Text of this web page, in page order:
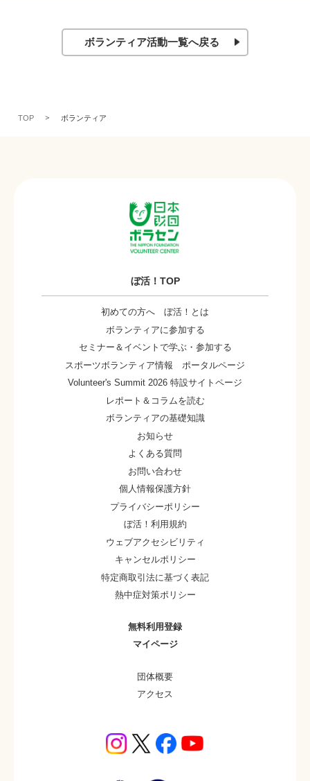
ボランティア活動一覧へ戻る
TOP ボランティア
ぼ活！TOP
初めての方へ ぼ活！とは
ボランティアに参加する
セミナー＆イベントで学ぶ・参加する
スポーツボランティア情報 ポータルページ
Volunteer's Summit 2026 特設サイトページ
レポート＆コラムを読む
ボランティアの基礎知識
お知らせ
よくある質問
お問い合わせ
個人情報保護方針
プライバシーポリシー
ぼ活！利用規約
ウェブアクセシビリティ
キャンセルポリシー
特定商取引法に基づく表記
熱中症対策ポリシー
無料利用登録
マイページ
団体概要
アクセス